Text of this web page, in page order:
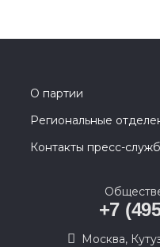
О партии
Региональные
Контакты пресс-
+7
Москва,